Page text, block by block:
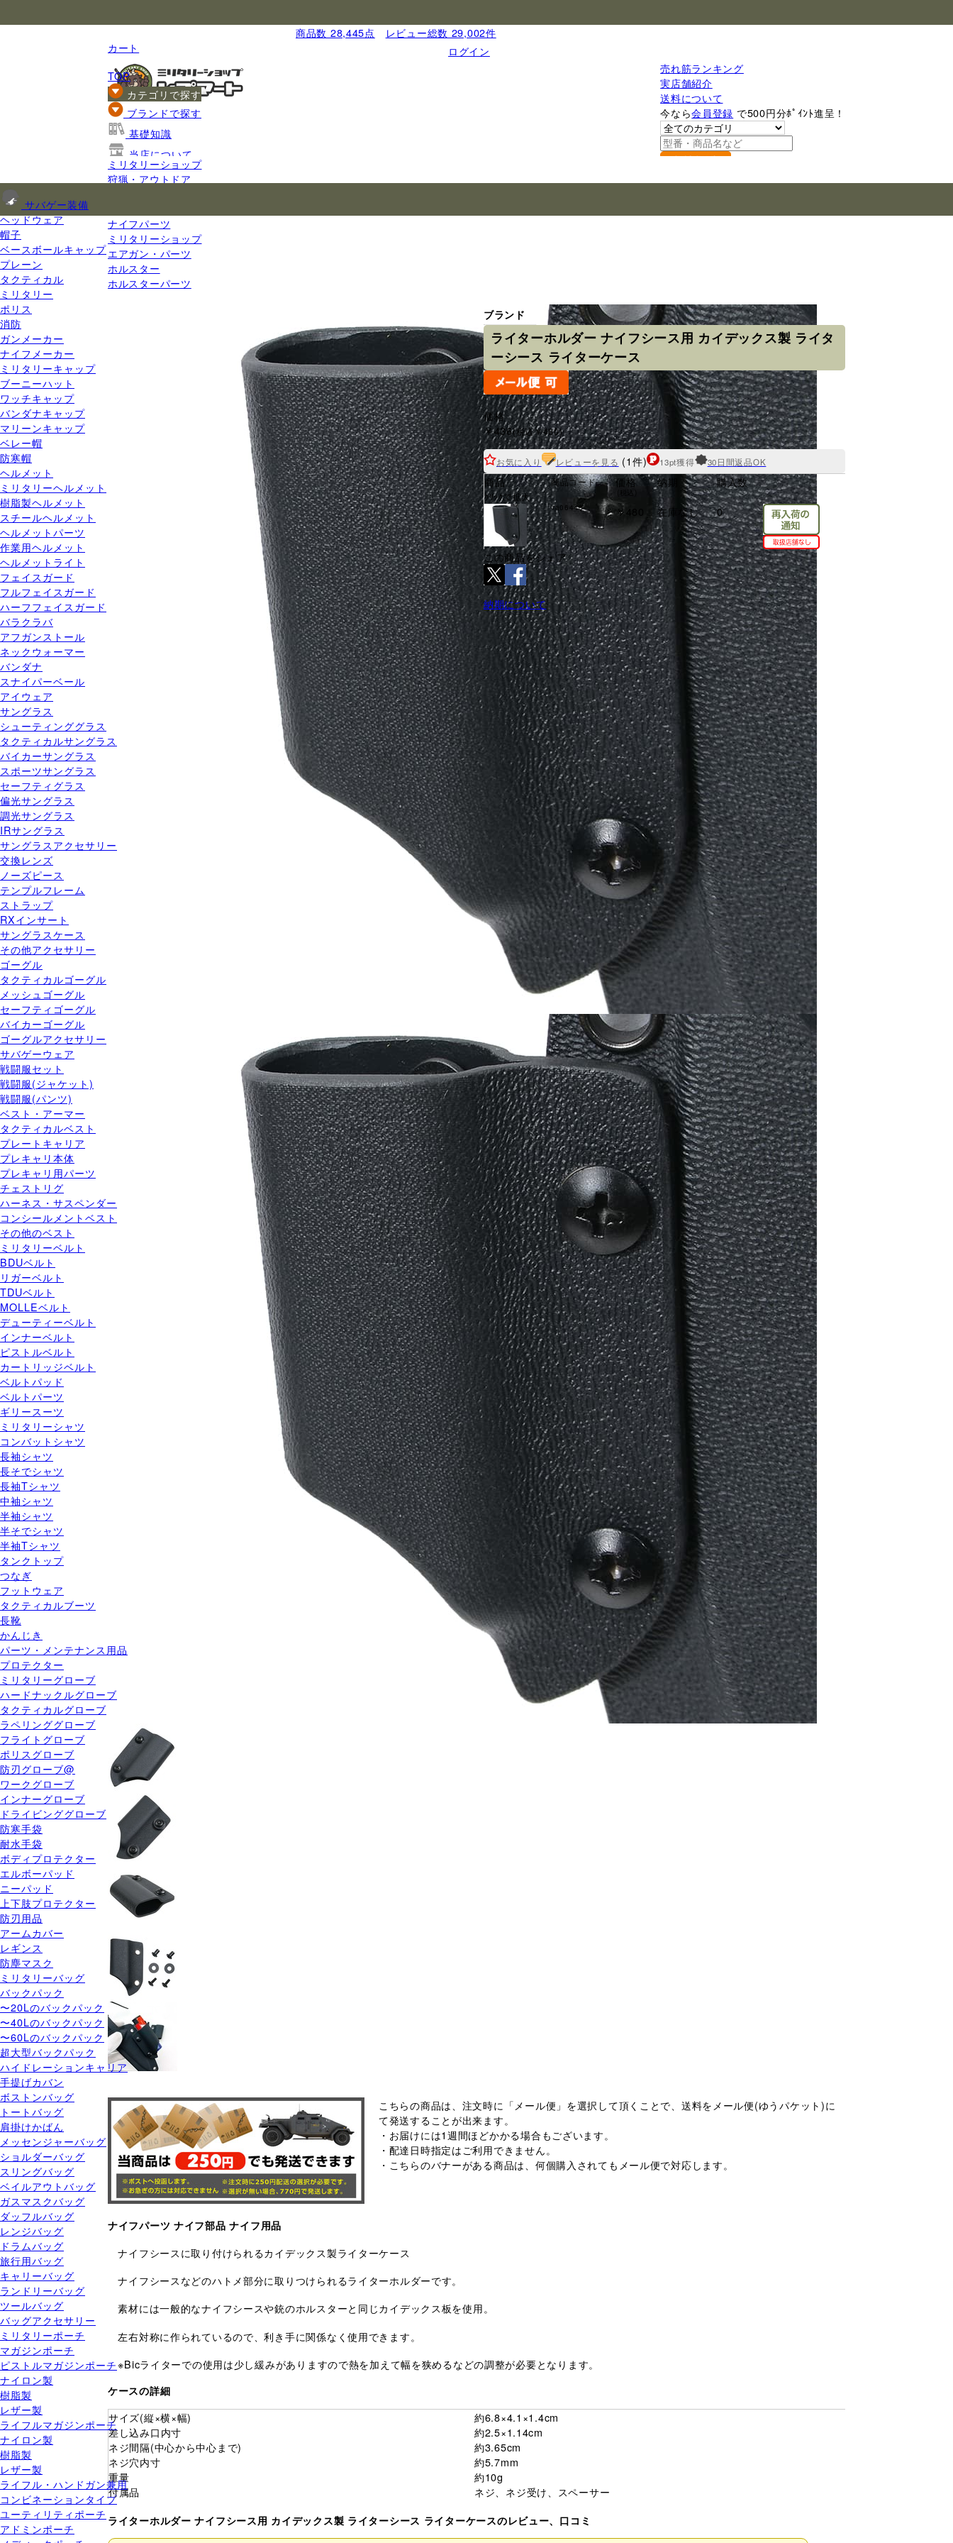
商品数 28,445点
レビュー総数 29,002件
ログイン
カート
売れ筋ランキング
実店舗紹介
送料について
今なら会員登録 で500円分ﾎﾟｲﾝﾄ進呈！
TOP
カテゴリで探す
サバゲー装備
ヘッドウェア
帽子
ベースボールキャップ
プレーン
タクティカル
ミリタリー
ポリス
消防
ガンメーカー
ナイフメーカー
ミリタリーキャップ
ブーニーハット
ワッチキャップ
バンダナキャップ
マリーンキャップ
ベレー帽
防寒帽
ヘルメット
ミリタリーヘルメット
樹脂製ヘルメット
スチールヘルメット
ヘルメットパーツ
作業用ヘルメット
ヘルメットライト
フェイスガード
フルフェイスガード
ハーフフェイスガード
バラクラバ
アフガンストール
ネックウォーマー
バンダナ
スナイパーベール
アイウェア
サングラス
シューティンググラス
タクティカルサングラス
バイカーサングラス
スポーツサングラス
セーフティグラス
偏光サングラス
調光サングラス
IRサングラス
サングラスアクセサリー
交換レンズ
ノーズピース
テンプルフレーム
ストラップ
RXインサート
サングラスケース
その他アクセサリー
ゴーグル
タクティカルゴーグル
メッシュゴーグル
セーフティゴーグル
バイカーゴーグル
ゴーグルアクセサリー
サバゲーウェア
戦闘服セット
戦闘服(ジャケット)
戦闘服(パンツ)
ベスト・アーマー
タクティカルベスト
プレートキャリア
プレキャリ本体
プレキャリ用パーツ
チェストリグ
ハーネス・サスペンダー
コンシールメントベスト
その他のベスト
ミリタリーベルト
BDUベルト
リガーベルト
TDUベルト
MOLLEベルト
デューティーベルト
インナーベルト
ピストルベルト
カートリッジベルト
ベルトパッド
ベルトパーツ
ギリースーツ
ミリタリーシャツ
コンバットシャツ
長袖シャツ
長そでシャツ
長袖Tシャツ
中袖シャツ
半袖シャツ
半そでシャツ
半袖Tシャツ
タンクトップ
つなぎ
フットウェア
タクティカルブーツ
長靴
かんじき
パーツ・メンテナンス用品
プロテクター
ミリタリーグローブ
ハードナックルグローブ
タクティカルグローブ
ラペリンググローブ
フライトグローブ
ポリスグローブ
防刃グローブ@
ワークグローブ
インナーグローブ
ドライビンググローブ
防寒手袋
耐水手袋
ボディプロテクター
エルボーパッド
ニーパッド
上下肢プロテクター
防刃用品
アームカバー
レギンス
防塵マスク
ミリタリーバッグ
バックパック
〜20Lのバックパック
〜40Lのバックパック
〜60Lのバックパック
超大型バックパック
ハイドレーションキャリア
手提げカバン
ボストンバッグ
トートバッグ
肩掛けかばん
メッセンジャーバッグ
ショルダーバッグ
スリングバッグ
ベイルアウトバッグ
ガスマスクバッグ
ダッフルバッグ
レンジバッグ
ドラムバッグ
旅行用バッグ
キャリーバッグ
ランドリーバッグ
ツールバッグ
バッグアクセサリー
ミリタリーポーチ
マガジンポーチ
ピストルマガジンポーチ
ナイロン製
樹脂製
レザー製
ライフルマガジンポーチ
ナイロン製
樹脂製
レザー製
ライフル・ハンドガン兼用
コンビネーションタイプ
ユーティリティポーチ
アドミンポーチ
ブランドで探す
基礎知識
当店について
ご利用ガイド
ミリタリーショップ
狩猟・アウトドア
ナイフパーツ
ミリタリーショップ
エアガン・パーツ
ホルスター
ホルスターパーツ
ブランド
ライターホルダー ナイフシース用 カイデックス製 ライタ
ーシース ライターケース
価格
￥436(税込￥480)
お気に入り レビューを見る (1件) 13pt獲得 30日間返品OK
商品
ｸﾘｯｸで拡大
商品コード 価格 納期 購入数
ra06413 ￥480 在庫なし 0
この商品をシェア
納期について
こちらの商品は、注文時に「メール便」を選択して頂くことで、送料をメール便(ゆうパケット)に
て発送することが出来ます。
・お届けには1週間ほどかかる場合もございます。
・配達日時指定はご利用できません。
・こちらのバナーがある商品は、何個購入されてもメール便で対応します。
ナイフパーツ ナイフ部品 ナイフ用品
ナイフシースに取り付けられるカイデックス製ライターケース
ナイフシースなどのハトメ部分に取りつけられるライターホルダーです。
素材には一般的なナイフシースや銃のホルスターと同じカイデックス板を使用。
左右対称に作られているので、利き手に関係なく使用できます。
※Bicライターでの使用は少し緩みがありますので熱を加えて幅を狭めるなどの調整が必要となります。
ケースの詳細
サイズ(縦×横×幅)
約6.8×4.1×1.4cm
差し込み口内寸
約2.5×1.14cm
ネジ間隔(中心から中心まで)
約3.65cm
ネジ穴内寸
約5.7mm
重量
約10g
付属品
ネジ、ネジ受け、スペーサー
ライターホルダー ナイフシース用 カイデックス製 ライターシース ライターケースのレビュー、口コミ